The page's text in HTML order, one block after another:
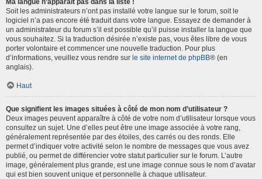
Soit les administrateurs n’ont pas installé votre langue sur le forum, soit le
logiciel n’a pas encore été traduit dans votre langue. Essayez de demander à
un administrateur du forum s’il est possible qu’il puisse installer la langue que
vous souhaitez. Si la traduction désirée n’existe pas, vous êtes libre de vous
porter volontaire et commencer une nouvelle traduction. Pour plus
d’informations, veuillez vous rendre sur le site internet de phpBB® (en
anglais).
Haut
Que signifient les images situées à côté de mon nom d’utilisateur ?
Deux images peuvent apparaître à côté de votre nom d’utilisateur lorsque vous
consultez un sujet. Une d’elles peut être une image associée à votre rang,
généralement représentée par des étoiles, des carrés ou des ronds. Elle
permet d’indiquer votre activité selon le nombre de messages que vous avez
publié, ou permet de différencier votre statut particulier sur le forum. L’autre
image, généralement plus grande, est une image connue sous le nom d’avatar
qui est bien souvent unique et personnelle à chaque utilisateur.